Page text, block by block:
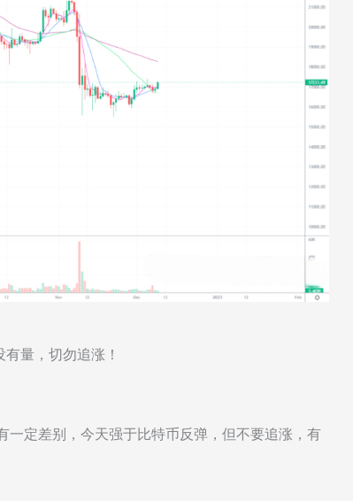
量，切勿追涨！
定差别，今天强于比特币反弹，但不要追涨，有